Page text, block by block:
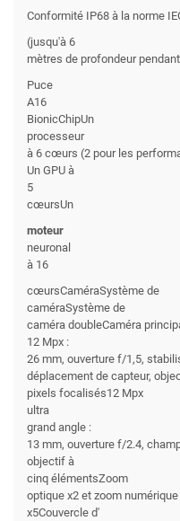
Conformité IP68 à la norme
(jusqu'à 6
mètres de profondeur
Puce
A16
BionicChipUn
processeur
à 6 cœurs (2 pour les
Un GPU à
5
cœursUn
moteur
neuronal
à 16
cœursCaméraSystème de
caméraSystème de
caméra doubleCaméra
12 Mpx :
26 mm, ouverture f/1,5,
déplacement de capteur,
pixels focalisés12 Mpx
ultra
grand angle :
13 mm, ouverture f/2.4,
objectif à
cinq élémentsZoom
optique x2 et zoom
x5Couvercle d'